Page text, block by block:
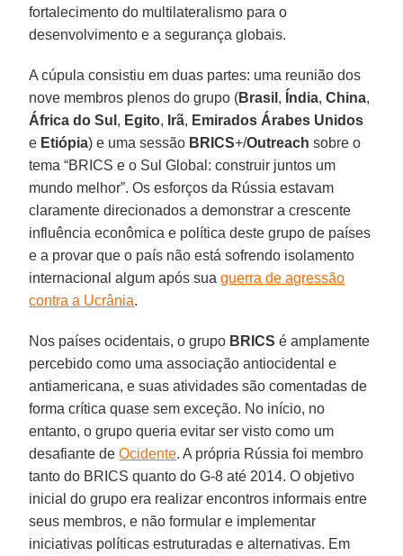
fortalecimento do multilateralismo para o
desenvolvimento e a segurança globais.
A cúpula consistiu em duas partes: uma reunião dos
nove membros plenos do grupo (Brasil , Índia,China,
África do Sul , Egito, Irã, Emirados Árabes Unidos
e Etiópia) e uma sessão BRICS+/Outreach sobre o
tema “BRICS e o Sul Global: construir juntos um
mundo melhor”. Os esforços da Rússia estavam
claramente direcionados a demonstrar a crescente
influência econômica e política deste grupo de países
e a provar que o país não está sofrendo isolamento
internacional algum após suaguerra de agressão
contra a Ucrânia.
Nos países ocidentais, o grupo BRICS é amplamente
percebido como uma associação antiocidental e
antiamericana, e suas atividades são comentadas de
forma crítica quase sem exceção. No início, no
entanto, o grupo queria evitar ser visto como um
desafiante deOcidente. A própria Rússia foi membro
tanto do BRICS quanto do G-8 até 2014. O objetivo
inicial do grupo era realizar encontros informais entre
seus membros, e não formular e implementar
iniciativas políticas estruturadas e alternativas. Em